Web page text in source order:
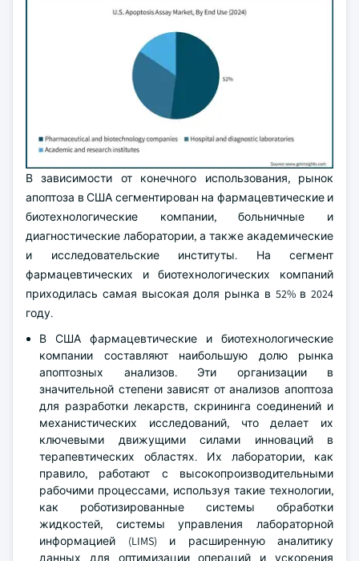
В зависимости от конечного использования, рынок
апоптоза в США сегментирован на фармацевтические и
биотехнологические компании, больничные и
диагностические лаборатории, а также академические
и исследовательские институты. На сегмент
фармацевтических и биотехнологических компаний
приходилась самая высокая доля рынка в 52% в 2024
году.
В США фармацевтические и биотехнологические
компании составляют наибольшую долю рынка
апоптозных анализов. Эти организации в
значительной степени зависят от анализов апоптоза
для разработки лекарств, скрининга соединений и
механистических исследований, что делает их
ключевыми движущими силами инноваций в
терапевтических областях. Их лаборатории, как
правило, работают с высокопроизводительными
рабочими процессами, используя такие технологии,
как роботизированные системы обработки
жидкостей, системы управления лабораторной
информацией (LIMS) и расширенную аналитику
данных для оптимизации операций и ускорения